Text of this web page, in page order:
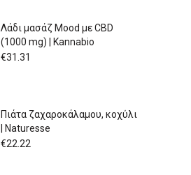
Λάδι μασάζ Mood με CBD
(1000 mg) | Kannabio
€31.31
Πιάτα ζαχαροκάλαμου, κοχύλι
| Naturesse
€22.22